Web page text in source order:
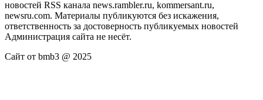
новостей RSS канала news.rambler.ru, kommersant.ru,
newsru.com. Материалы публикуются без искажения,
ответственность за достоверность публикуемых новостей
Администрация сайта не несёт.
Сайт от bmb3 @ 2025